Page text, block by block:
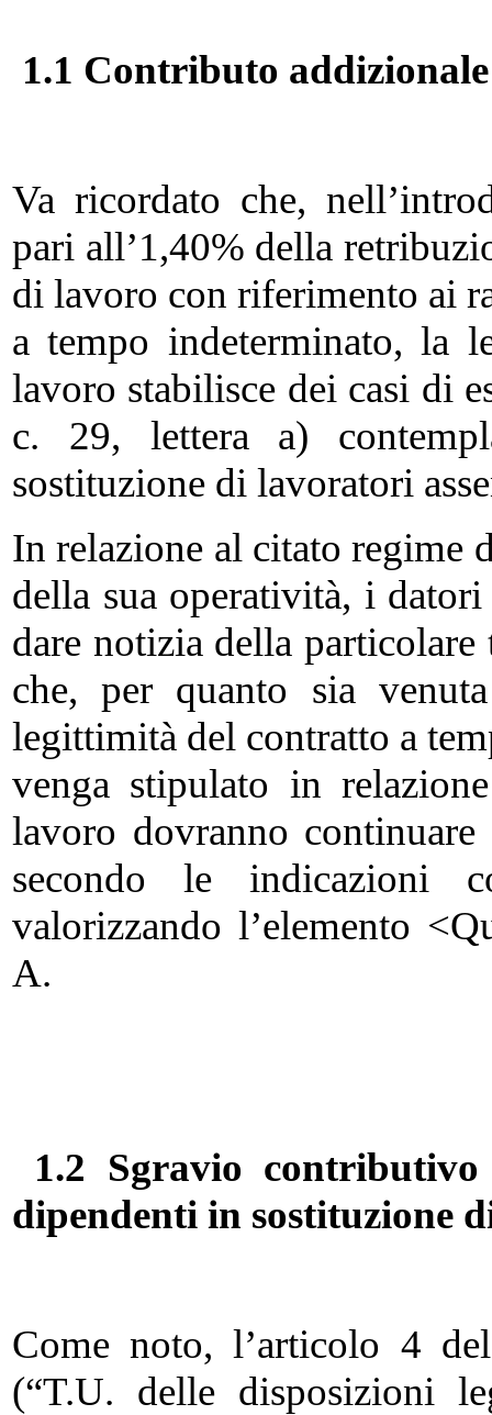
1.1 Contributo
Va ricordato che,
pari all’1,40% della
di lavoro con riferimento ai
a tempo indeterminato, la
lavoro stabilisce dei casi di
c. 29, lettera a)
sostituzione di lavoratori
In relazione al citato regime
della sua operatività, i
dare notizia della
che, per quanto sia
legittimità del contratto a
venga stipulato in
lavoro dovranno
secondo le indicazioni
valorizzando l’elemento
A.
1.2 Sgravio
dipendenti in sostituzione
Come noto, l’articolo 4
(“T.U. delle disposizioni